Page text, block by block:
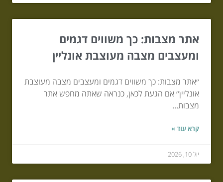
אתר מצבות: כך משווים דגמים
ומעצבים מצבה מעוצבת אונליין
״אתר מצבות: כך משווים דגמים ומעצבים מצבה מעוצבת
אונליין״ אם הגעת לכאן, כנראה שאתה מחפש אתר
מצבות...
קרא עוד »
יול 10, 2026